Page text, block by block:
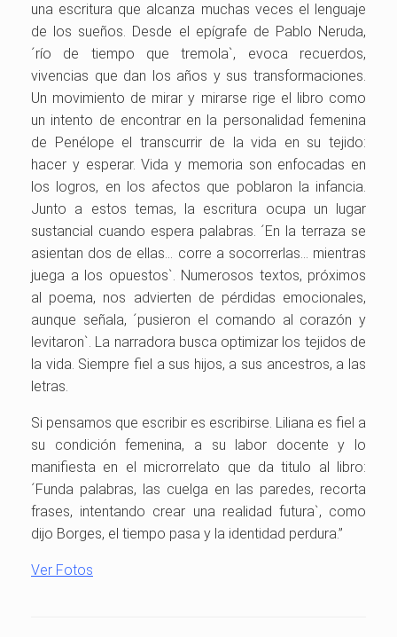
una escritura que alcanza muchas veces el lenguaje
de los sueños. Desde el epígrafe de Pablo Neruda,
´río de tiempo que tremola`, evoca recuerdos,
vivencias que dan los años y sus transformaciones.
Un movimiento de mirar y mirarse rige el libro como
un intento de encontrar en la personalidad femenina
de Penélope el transcurrir de la vida en su tejido:
hacer y esperar. Vida y memoria son enfocadas en
los logros, en los afectos que poblaron la infancia.
Junto a estos temas, la escritura ocupa un lugar
sustancial cuando espera palabras. ´En la terraza se
asientan dos de ellas… corre a socorrerlas… mientras
juega a los opuestos`. Numerosos textos, próximos
al poema, nos advierten de pérdidas emocionales,
aunque señala, ´pusieron el comando al corazón y
levitaron`. La narradora busca optimizar los tejidos de
la vida. Siempre fiel a sus hijos, a sus ancestros, a las
letras.
Si pensamos que escribir es escribirse. Liliana es fiel a
su condición femenina, a su labor docente y lo
manifiesta en el microrrelato que da titulo al libro:
´Funda palabras, las cuelga en las paredes, recorta
frases, intentando crear una realidad futura`, como
dijo Borges, el tiempo pasa y la identidad perdura.”
Ver Fotos